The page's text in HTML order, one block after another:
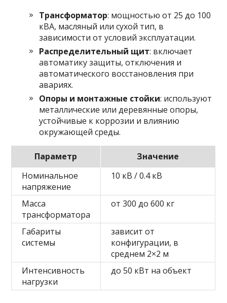
Трансформатор: мощностью от 25 до 100
кВА, масляный или сухой тип, в
зависимости от условий эксплуатации.
Распределительный щит: включает
автоматику защиты, отключения и
автоматического восстановления при
авариях.
Опоры и монтажные стойки: используют
металлические или деревянные опоры,
устойчивые к коррозии и влиянию
окружающей среды.
Параметр
Значение
Номинальное
напряжение
10 кВ / 0.4 кВ
Масса
трансформатора
от 300 до 600 кг
Габариты
системы
зависит от
конфигурации, в
среднем 2×2 м
Интенсивность
нагрузки
до 50 кВт на объект